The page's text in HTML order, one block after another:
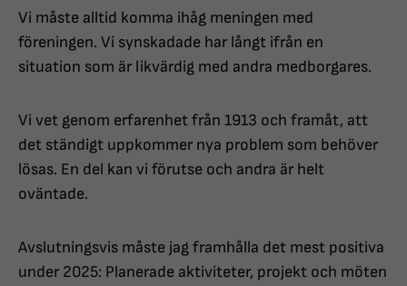
Vi måste alltid komma ihåg meningen med
föreningen. Vi synskadade har långt ifrån en
situation som är likvärdig med andra medborgares.
Vi vet genom erfarenhet från 1913 och framåt, att
det ständigt uppkommer nya problem som behöver
lösas. En del kan vi förutse och andra är helt
oväntade.
Avslutningsvis måste jag framhålla det mest positiva
under 2025: Planerade aktiviteter, projekt och möten